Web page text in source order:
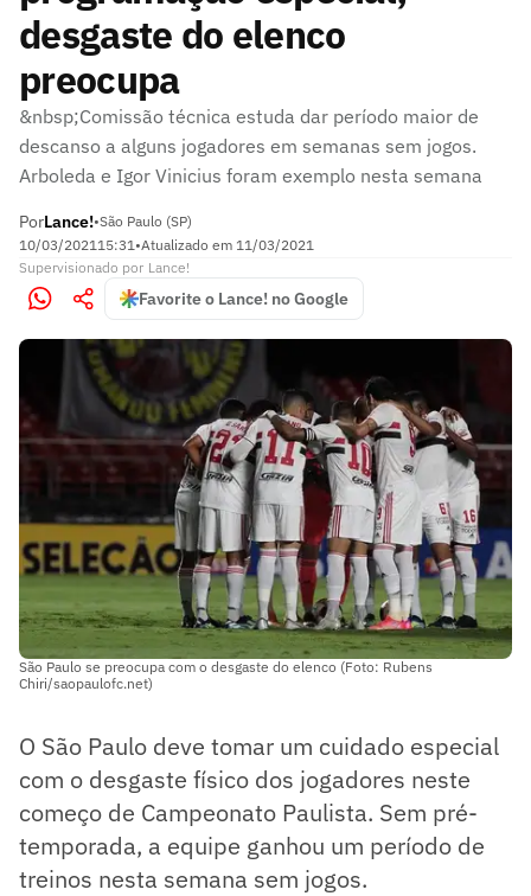
desgaste do elenco
preocupa
&nbsp;Comissão técnica estuda dar período maior de
descanso a alguns jogadores em semanas sem jogos.
Arboleda e Igor Vinicius foram exemplo nesta semana
PorLance!•São Paulo (SP)
10/03/202115:31•Atualizado em 11/03/2021
Supervisionado por Lance!
Favorite o Lance! no Google
São Paulo se preocupa com o desgaste do elenco (Foto: Rubens
Chiri/saopaulofc.net)
O São Paulo deve tomar um cuidado especial
com o desgaste físico dos jogadores neste
começo de Campeonato Paulista. Sem pré-
temporada, a equipe ganhou um período de
treinos nesta semana sem jogos.